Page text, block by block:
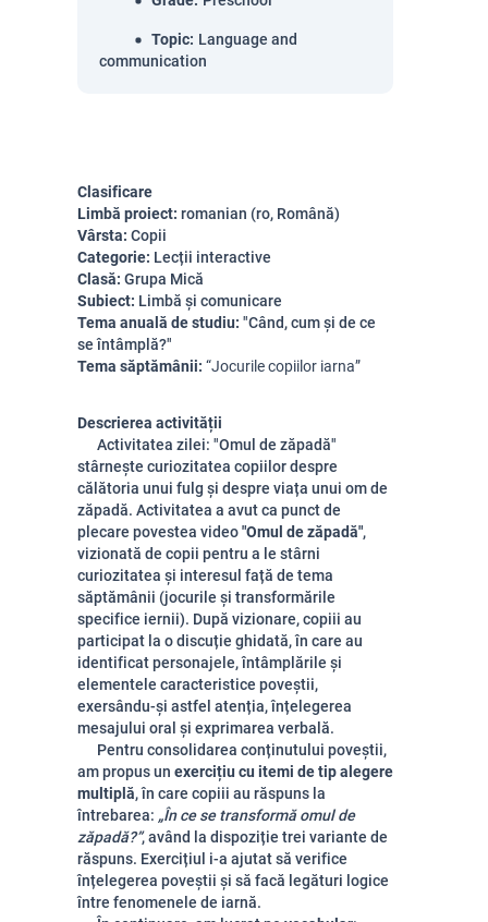
Topic: Language and
communication
Clasificare
Limbă proiect: romanian (ro, Română)
Vârsta: Copii
Categorie: Lecții interactive
Clasă: Grupa Mică
Subiect: Limbă și comunicare
Tema anuală de studiu: "Când, cum și de ce
se întâmplă?"
Tema săptămânii: “Jocurile copiilor iarna”
Descrierea activității
Activitatea zilei: "Omul de zăpadă"
stârnește curiozitatea copiilor despre
călătoria unui fulg și despre viața unui om de
zăpadă. Activitatea a avut ca punct de
plecare povestea video"Omul de zăpadă",
vizionată de copii pentru a le stârni
curiozitatea și interesul față de tema
săptămânii (jocurile și transformările
specifice iernii). După vizionare, copiii au
participat la o discuție ghidată, în care au
identificat personajele, întâmplările și
elementele caracteristice poveștii,
exersându-și astfel atenția, înțelegerea
mesajului oral și exprimarea verbală.
Pentru consolidarea conținutului poveștii,
am propus un exercițiu cu itemi de tip alegere
multiplă, în care copiii au răspuns la
întrebarea: „În ce se transformă omul de
zăpadă?”, având la dispoziție trei variante de
răspuns. Exercițiul i-a ajutat să verifice
înțelegerea poveștii și să facă legături logice
între fenomenele de iarnă.